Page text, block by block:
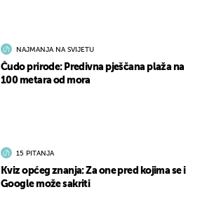
NAJMANJA NA SVIJETU
Čudo prirode: Predivna pješčana plaža na
100 metara od mora
15 PITANJA
Kviz općeg znanja: Za one pred kojima se i
Google može sakriti